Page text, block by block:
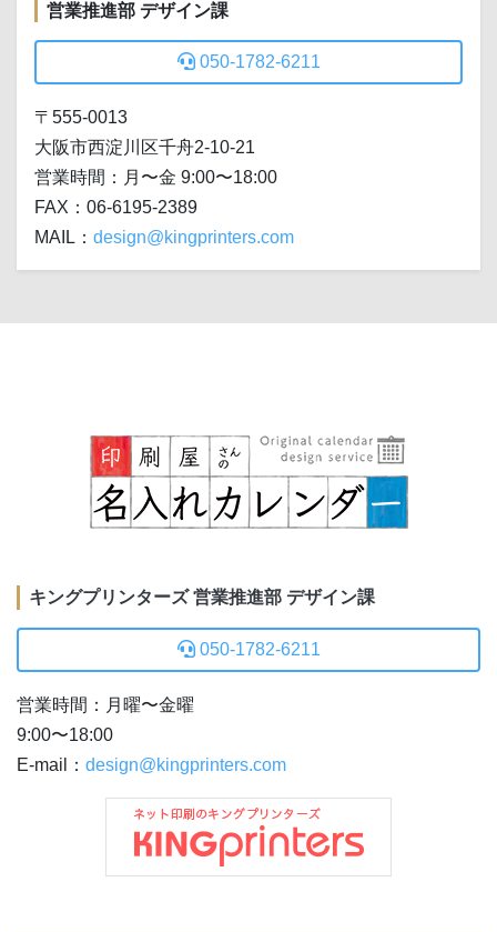
営業推進部 デザイン課
050-1782-6211
〒555-0013
大阪市西淀川区千舟2-10-21
営業時間：月〜金 9:00〜18:00
FAX：06-6195-2389
MAIL： design@kingprinters.com
キングプリンターズ 営業推進部 デザイン課
050-1782-6211
営業時間：月曜〜金曜
9:00〜18:00
E-mail： design@kingprinters.com